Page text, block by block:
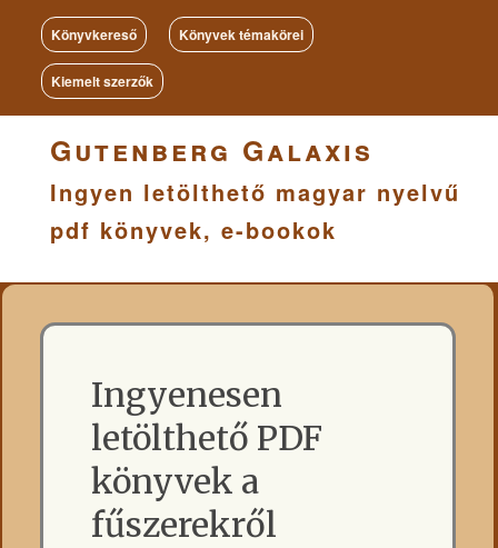
Könyvkereső Könyvek témakörei
Kiemelt szerzők
Gutenberg Galaxis
Ingyen letölthető magyar nyelvű
pdf könyvek, e-bookok
Ingyenesen
letölthető PDF
könyvek a
fűszerekről